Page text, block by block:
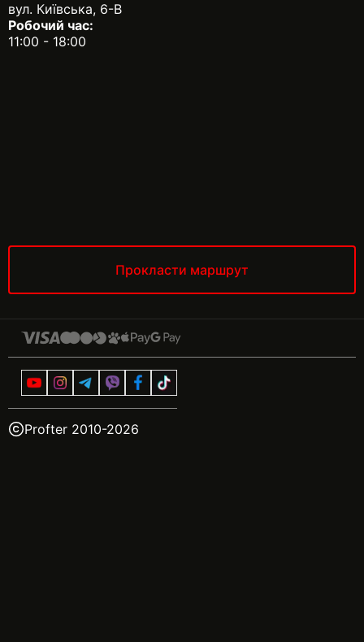
вул. Київська, 6-В
Робочий час:
11:00 - 18:00
Прокласти маршрут
Profter 2010-2026